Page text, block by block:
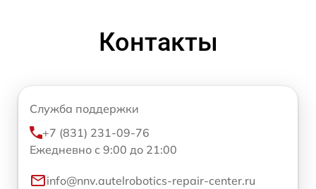
Контакты
Служба поддержки
+7 (831) 231-09-76
Ежедневно с 9:00 до 21:00
info@nnv.autelrobotics-repair-center.ru